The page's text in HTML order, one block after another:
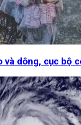
và dông, cục bộ